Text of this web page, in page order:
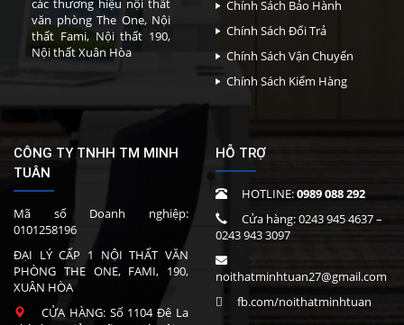
các thương hiệu nội thất
văn phòng The One, Nội
thất Fami, Nội thất 190,
Nội thất Xuân Hòa
Chính Sách Bảo Hành
Chính Sách Đổi Trả
Chính Sách Vận Chuyển
Chính Sách Kiểm Hàng
CÔNG TY TNHH TM MINH
TUÂN
Mã số Doanh nghiệp:
0101258196
ĐẠI LÝ CẤP 1 NỘI THẤT VĂN
PHÒNG THE ONE, FAMI, 190,
XUÂN HÒA
CỬA HÀNG: Số 1104 Đê La
HỖ TRỢ
HOTLINE:0989 088 292
Cửa hàng:0243 945 4637–
0243 943 3097
noithatminhtuan27@gmail.com
fb.com/noithatminhtuan